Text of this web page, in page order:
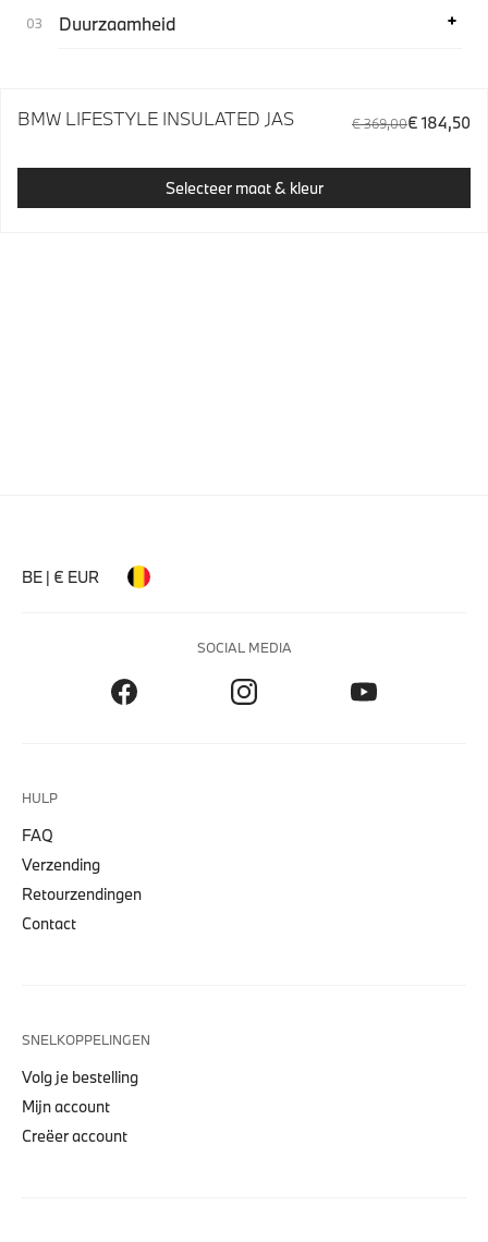
Duurzaamheid
BMW LIFESTYLE INSULATED JAS € 369,00€ 184,50
Selecteer maat & kleur
BE | € EUR
SOCIAL MEDIA
HULP
FAQ
Verzending
Retourzendingen
Contact
SNELKOPPELINGEN
Volg je bestelling
Mijn account
Creëer account